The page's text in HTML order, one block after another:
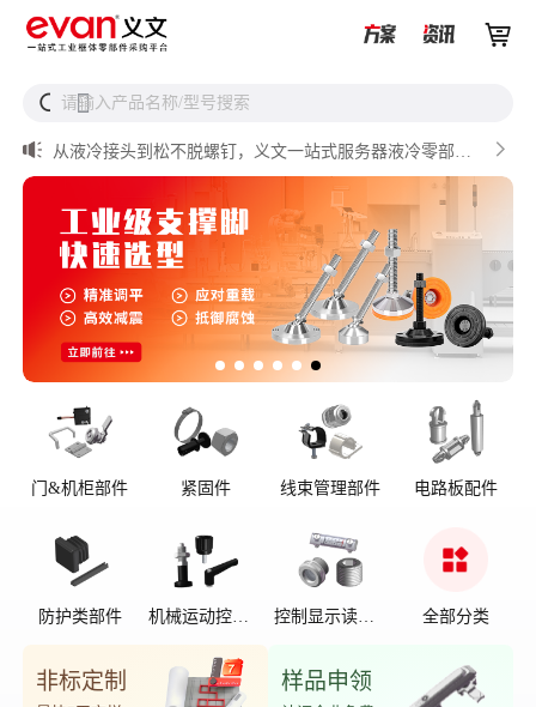

 
请输入产品名称/型号搜索
从液冷接头到松不脱螺钉，义文一站式服务器液冷零部件
解决方案


AI数据中心服务器液冷接头
准对比）
储能设备为什么必须用防松螺母？
门&机柜部件 紧固件 线束管理部件 电路板配件
防护类部件
机械运动控制
控制显示读数
全部分类
非标定制 样品申领